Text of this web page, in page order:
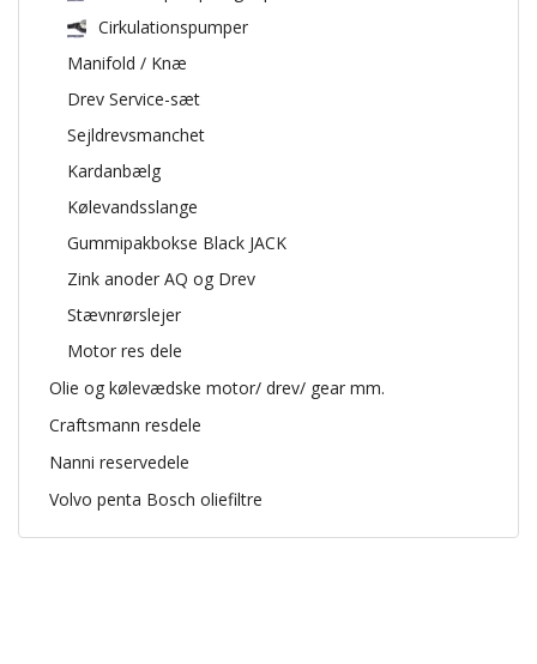
Cirkulationspumper
Manifold / Knæ
Drev Service-sæt
Sejldrevsmanchet
Kardanbælg
Kølevandsslange
Gummipakbokse Black JACK
Zink anoder AQ og Drev
Stævnrørslejer
Motor res dele
Olie og kølevædske motor/ drev/ gear mm.
Craftsmann resdele
Nanni reservedele
Volvo penta Bosch oliefiltre